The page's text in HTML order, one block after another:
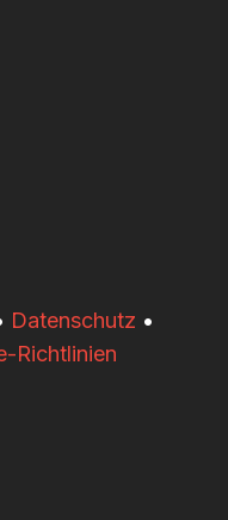
Datenschutz •
Richtlinien